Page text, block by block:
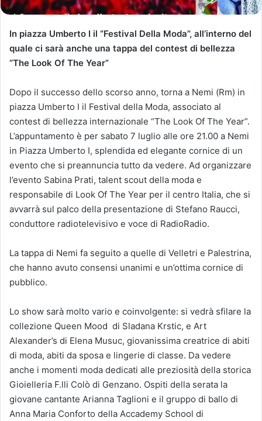
In piazza Umberto I il “Festival Della Moda”, all’interno del
quale ci sarà anche una tappa del contest di bellezza
“The Look Of The Year”
Dopo il successo dello scorso anno, torna a Nemi (Rm) in
piazza Umberto I il Festival della Moda, associato al
contest di bellezza internazionale “The Look Of The Year”.
L’appuntamento è per sabato 7 luglio alle ore 21.00 a Nemi
in Piazza Umberto I, splendida ed elegante cornice di un
evento che si preannuncia tutto da vedere. Ad organizzare
l’evento Sabina Prati, talent scout della moda e
responsabile di Look Of The Year per il centro Italia, che si
avvarrà sul palco della presentazione di Stefano Raucci,
conduttore radiotelevisivo e voce di RadioRadio.
La tappa di Nemi fa seguito a quelle di Velletri e Palestrina,
che hanno avuto consensi unanimi e un’ottima cornice di
pubblico.
Lo show sarà molto vario e coinvolgente: si vedrà sfilare la
collezione Queen Mood di Sladana Krstic, e Art
Alexander’s di Elena Musuc, giovanissima creatrice di abiti
di moda, abiti da sposa e lingerie di classe. Da vedere
anche i momenti moda dedicati alle preziosità della storica
Gioielleria F.lli Colò di Genzano. Ospiti della serata la
giovane cantante Arianna Taglioni e il gruppo di ballo di
Anna Maria Conforto della Accademy School di